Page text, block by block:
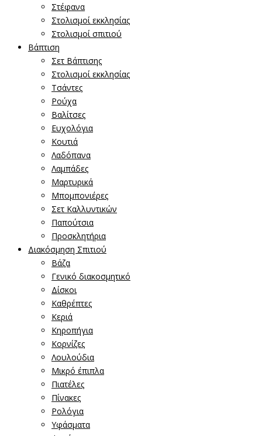
Στέφανα
Στολισμοί εκκλησίας
Στολισμοί σπιτιού
Βάπτιση
Σετ Βάπτισης
Στολισμοί εκκλησίας
Τσάντες
Ρούχα
Βαλίτσες
Ευχολόγια
Κουτιά
Λαδόπανα
Λαμπάδες
Μαρτυρικά
Μπομπονιέρες
Σετ Καλλυντικών
Παπούτσια
Προσκλητήρια
Διακόσμηση Σπιτιού
Βάζα
Γενικό διακοσμητικό
Δίσκοι
Καθρέπτες
Κεριά
Κηροπήγια
Κορνίζες
Λουλούδια
Μικρό έπιπλα
Πιατέλες
Πίνακες
Ρολόγια
Υφάσματα